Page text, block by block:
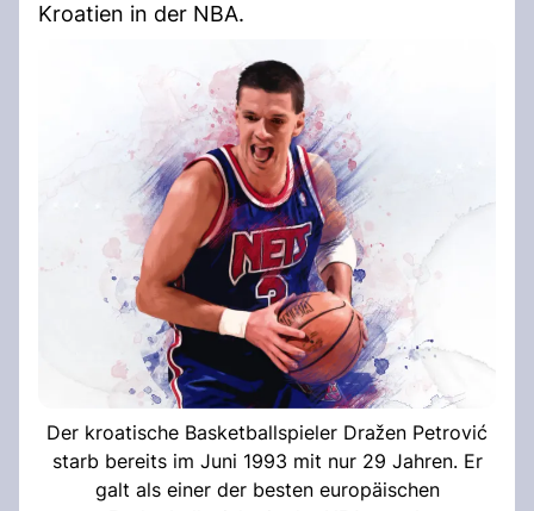
Kroatien in der NBA.
Der kroatische Basketballspieler Dražen Petrović
starb bereits im Juni 1993 mit nur 29 Jahren. Er
galt als einer der besten europäischen